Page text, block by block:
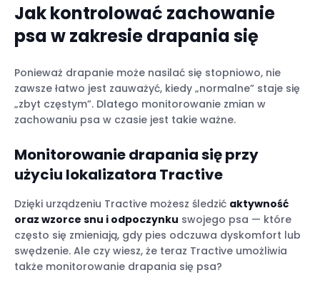
Jak kontrolować zachowanie
psa w zakresie drapania się
Ponieważ drapanie może nasilać się stopniowo, nie
zawsze łatwo jest zauważyć, kiedy „normalne” staje się
„zbyt częstym”. Dlatego monitorowanie zmian w
zachowaniu psa w czasie jest takie ważne.
Monitorowanie drapania się przy
użyciu lokalizatora Tractive
Dzięki urządzeniu Tractive możesz śledzić aktywność
oraz wzorce snu i odpoczynku swojego psa — które
często się zmieniają, gdy pies odczuwa dyskomfort lub
swędzenie. Ale czy wiesz, że teraz Tractive umożliwia
także monitorowanie drapania się psa?